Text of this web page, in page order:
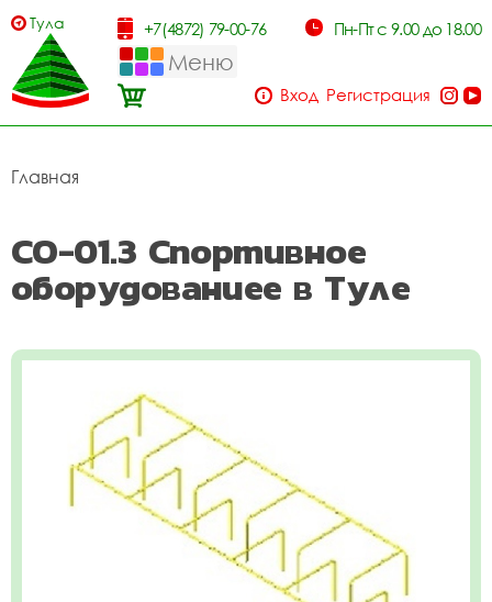
Тула +7(4872) 79-00-76 Пн-Пт с 9.00 до 18.00
Меню
Вход Регистрация
Главная
СО-01.3 Спортивное
оборудованиее в Туле